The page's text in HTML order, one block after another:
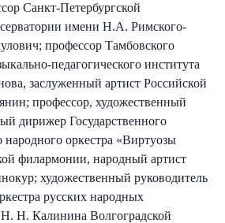
Санкт-Петербургской
имени Н.А. Римского-
профессор Тамбовского
педагогического института
заслуженный артист Российской
профессор, художественный
дирижер Государственного
народного оркестра «Виртуозы
филармонии, народный артист
художественный руководитель
русских народных
Н. Калинина Волгоградской